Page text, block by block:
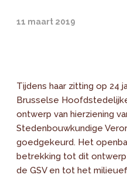
11 maart 2019
Tijdens haar zitting op 24
Brusselse
ontwerp van hierziening
Stedenbouwkundige
goedgekeurd. Het
betrekking tot dit ontwerp
de GSV en tot het